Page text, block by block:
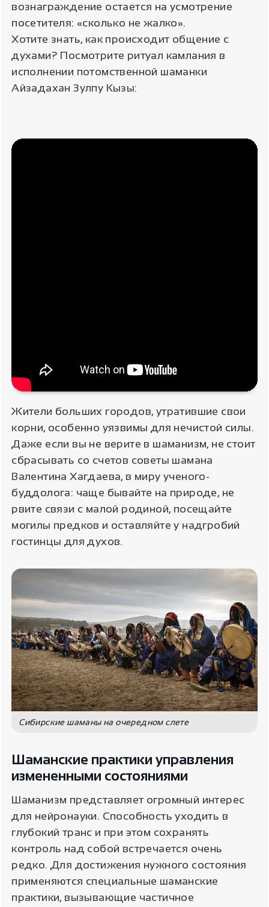
вознаграждение остается на усмотрение
посетителя: «сколько не жалко».
Хотите знать, как происходит общение с
духами? Посмотрите ритуал камлания в
исполнении потомственной шаманки
Айзадахан Зулпу Кызы:
Жители больших городов, утратившие свои
корни, особенно уязвимы для нечистой силы.
Даже если вы не верите в шаманизм, не стоит
сбрасывать со счетов советы шамана
Валентина Хагдаева, в миру ученого-
буддолога: чаще бывайте на природе, не
рвите связи с малой родиной, посещайте
могилы предков и оставляйте у надгробий
гостинцы для духов.
Сибирские шаманы на очередном слете
Шаманские практики управления
измененными состояниями
Шаманизм представляет огромный интерес
для нейронауки. Способность уходить в
глубокий транс и при этом сохранять
контроль над собой встречается очень
редко. Для достижения нужного состояния
применяются специальные шаманские
практики, вызывающие частичное